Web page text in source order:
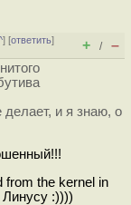
] [ответить]
+ / –
и я знаю, о
from the kernel in
:))))